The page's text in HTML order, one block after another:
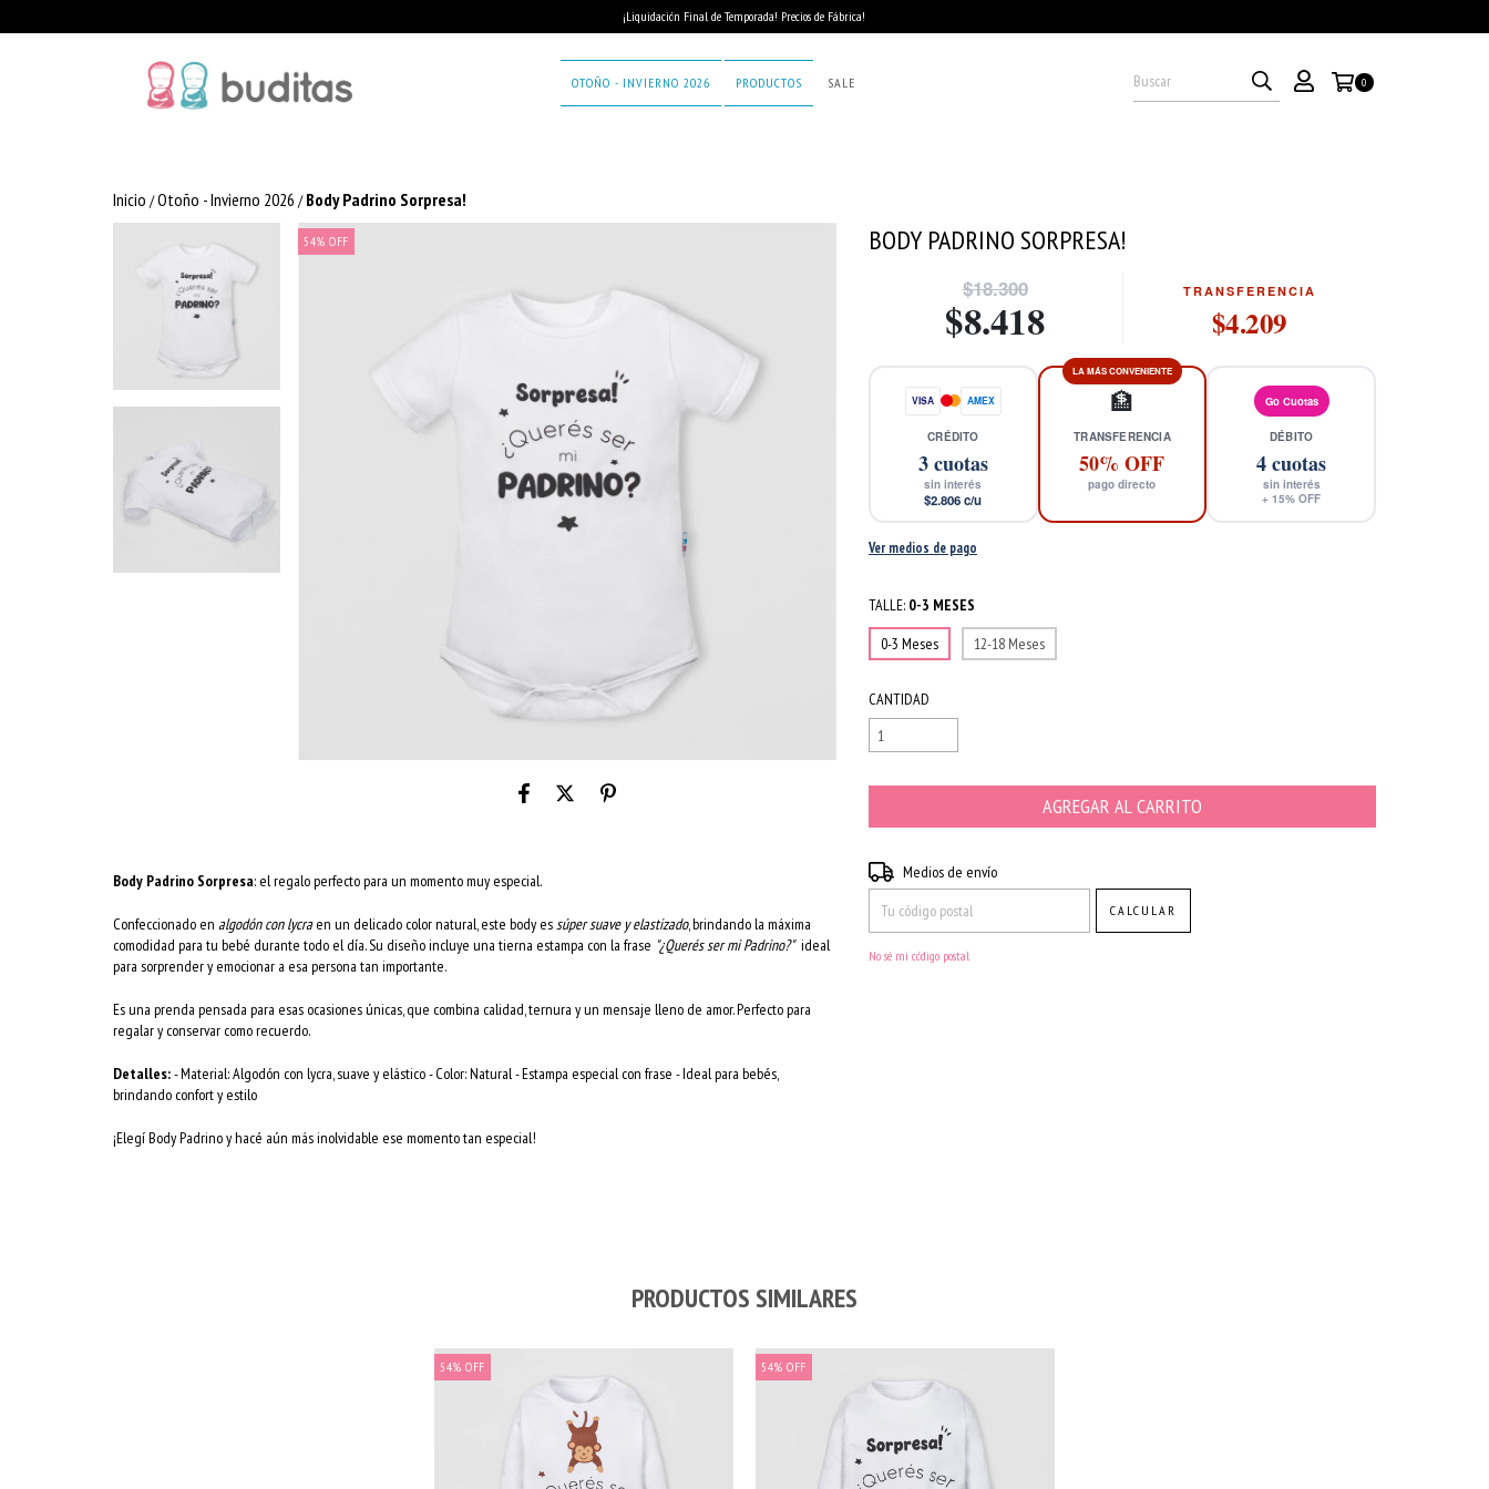
¡Liquidación Final de Temporada! Precios de Fábrica!
OTOÑO - INVIERNO 2026 PRODUCTOS SALE 0
Inicio /Otoño - Invierno 2026 / Body Padrino Sorpresa!
54%OFF
Body Padrino Sorpresa: el regalo perfecto para un momento muy especial.
Confeccionado en algodón con lycraen un delicado color natural, este body essúper suave y elastizado, brindando la máxima
comodidad para tu bebé durante todo el día. Su diseño incluye una tierna estampa con la frase "¿Querés ser mi Padrino?"ideal
para sorprender y emocionar a esa persona tan importante.
Es una prenda pensada para esas ocasiones únicas, que combina calidad, ternura y un mensaje lleno de amor. Perfecto para
regalar y conservar como recuerdo.
Detalles:- Material: Algodón con lycra, suave y elástico - Color: Natural - Estampa especial con frase - Ideal para bebés,
brindando confort y estilo
¡Elegí Body Padrino y hacé aún más inolvidable ese momento tan especial!
BODY PADRINO SORPRESA!
$18.300
$8.418
TRANSFERENCIA
$4.209
VISA AMEX
CRÉDITO
3cuotas
sin interés
$2.806c/u
LA MÁS CONVENIENTE
🏦
TRANSFERENCIA
50% OFF
pago directo
Go Cuotas
DÉBITO
4cuotas
sin interés
+15% OFF
Ver medios de pago
TALLE: 0-3 MESES
0-3 Meses
12-18 Meses
CANTIDAD
Entregas para el CP:
Medios de envío
CALCULAR
No sé mi código postal
PRODUCTOS SIMILARES
54% OFF 54% OFF